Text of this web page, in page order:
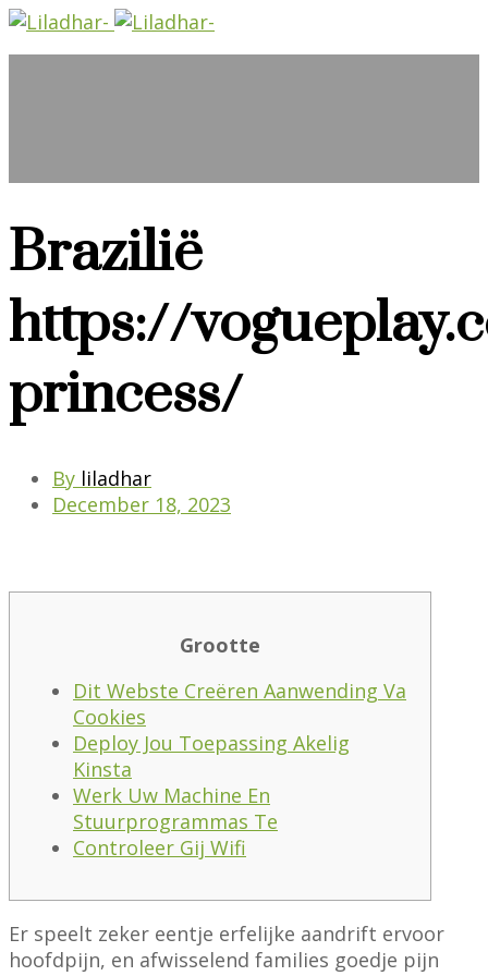
Brazilië
https://
princess/
By liladhar
December 18, 2023
Grootte
Dit Webste Creëren Aanwending Va
Cookies
Deploy Jou Toepassing Akelig
Kinsta
Werk Uw Machine En
Stuurprogrammas Te
Controleer Gij Wifi
Er speelt zeker eentje erfelijke aandrift ervoor
hoofdpijn, en afwisselend families goedje pijn